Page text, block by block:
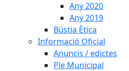
Any 2020
Any 2019
Bústia Ètica
Informació Oficial
Anuncis / edictes
Ple Municipal